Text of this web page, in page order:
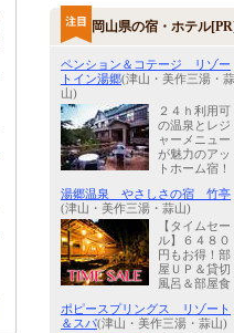
岡山県の宿・ホテル
ペンション＆コテージ リゾー
トイン湯郷(津山・美作三湯・蒜
山)
２４ｈ利用可
の温泉とレジ
ャーメニュー
が魅力のアッ
トホーム宿！
湯郷温泉 やさしさの宿 竹亭
(津山・美作三湯・蒜山)
【タイムセー
ル】６４８０
円もお得！部
屋ＵＰ＆貸切
風呂＆部屋食
ポピースプリングス リゾート
＆スパ(津山・美作三湯・蒜山)